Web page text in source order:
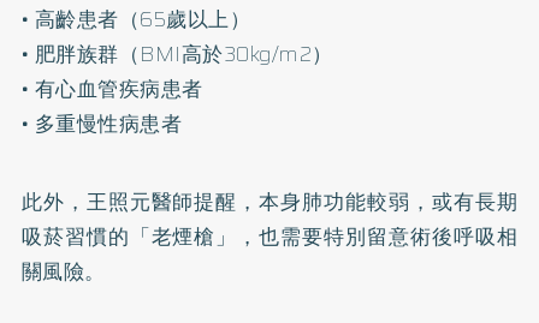
• 高齡患者（65歲以上）
• 肥胖族群（BMI高於30kg/m2）
• 有心血管疾病患者
• 多重慢性病患者
此外，王照元醫師提醒，本身肺功能較弱，或有長期
吸菸習慣的「老煙槍」，也需要特別留意術後呼吸相
關風險。